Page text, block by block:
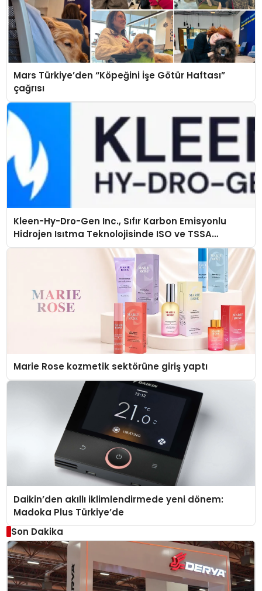
Mars Türkiye’den “Köpeğini İşe Götür Haftası”
çağrısı
Kleen-Hy-Dro-Gen Inc., Sıfır Karbon Emisyonlu
Hidrojen Isıtma Teknolojisinde ISO ve TSSA
Düzenleyici Onaylarını Aldı
Marie Rose kozmetik sektörüne giriş yaptı
Daikin’den akıllı iklimlendirmede yeni dönem:
Madoka Plus Türkiye’de
Son Dakika